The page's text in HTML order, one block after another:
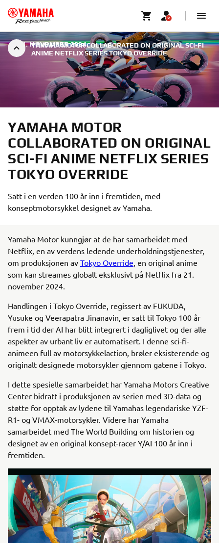
YAMAHA MOTOR COLLABORATED ON ORIGINAL SCI-FI
ANIME NETFLIX SERIES TOKYO OVERRIDE
21. NOVEMBER 2024
YAMAHA MOTOR
COLLABORATED ON ORIGINAL
SCI-FI ANIME NETFLIX SERIES
TOKYO OVERRIDE
Satt i en verden 100 år inn i fremtiden, med
konseptmotorsykkel designet av Yamaha.
Yamaha Motor kunngjør at de har samarbeidet med
Netflix, en av verdens ledende underholdningstjenester,
om produksjonen av Tokyo Override, en original anime
som kan streames globalt eksklusivt på Netflix fra 21.
november 2024.
Handlingen i Tokyo Override, regissert av FUKUDA,
Yusuke og Veerapatra Jinanavin, er satt til Tokyo 100 år
frem i tid der AI har blitt integrert i dagliglivet og der alle
aspekter av urbant liv er automatisert. I denne sci-fi-
animeen full av motorsykkelaction, brøler eksisterende og
originalt designede motorsykler gjennom gatene i Tokyo.
I dette spesielle samarbeidet har Yamaha Motors Creative
Center bidratt i produksjonen av serien med 3D-data og
støtte for opptak av lydene til Yamahas legendariske YZF-
R1- og VMAX-motorsykler. Videre har Yamaha
samarbeidet med The World Building om historien og
designet av en original konsept-racer Y/AI 100 år inn i
fremtiden.